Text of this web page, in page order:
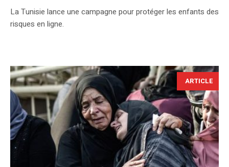
La Tunisie lance une campagne pour protéger les enfants des
risques en ligne.
ARTICLE